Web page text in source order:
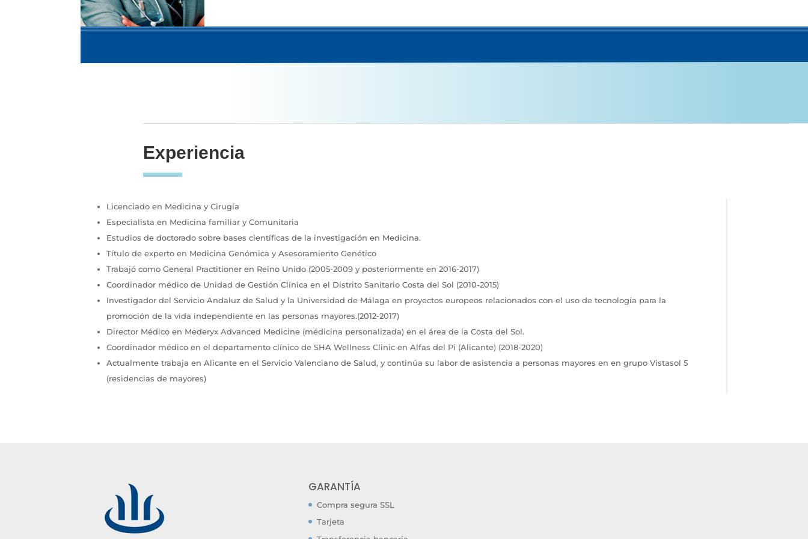
Experiencia
Licenciado en Medicina y Cirugía
Especialista en Medicina familiar y Comunitaria
Estudios de doctorado sobre bases científicas de la investigación en Medicina.
Título de experto en Medicina Genómica y Asesoramiento Genético
Trabajó como General Practitioner en Reino Unido (2005-2009 y posteriormente en 2016-2017)
Coordinador médico de Unidad de Gestión Clínica en el Distrito Sanitario Costa del Sol (2010-2015)
Investigador del Servicio Andaluz de Salud y la Universidad de Málaga en proyectos europeos relacionados con el uso de tecnología para la
promoción de la vida independiente en las personas mayores.(2012-2017)
Director Médico en Mederyx Advanced Medicine (médicina personalizada) en el área de la Costa del Sol.
Coordinador médico en el departamento clínico de SHA Wellness Clinic en Alfas del Pi (Alicante) (2018-2020)
Actualmente trabaja en Alicante en el Servicio Valenciano de Salud, y continúa su labor de asistencia a personas mayores en en grupo Vistasol 5
(residencias de mayores)
GARANTÍA
Compra segura SSL
Tarjeta